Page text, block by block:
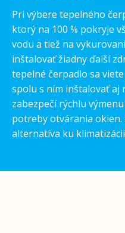
Pri výbere tepelného
ktorý na 100 % pokryje
vodu a tiež na
inštalovať žiadny ďalší
tepelné čerpadlo sa
spolu s ním inštalovať aj
zabezpečí rýchlu
potreby otvárania okien.
alternatíva ku